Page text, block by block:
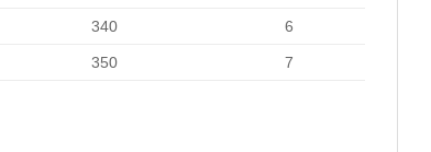
340 6
350 7